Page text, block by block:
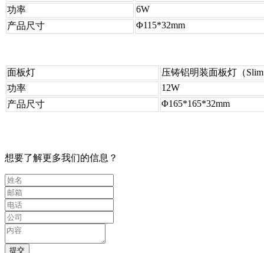
功率
6W
产品尺寸
Φ115*32mm
面板灯
压铸铝明装面板灯（Slim
功率
12W
产品尺寸
Φ165*165*32mm
想要了解更多我们的信息？